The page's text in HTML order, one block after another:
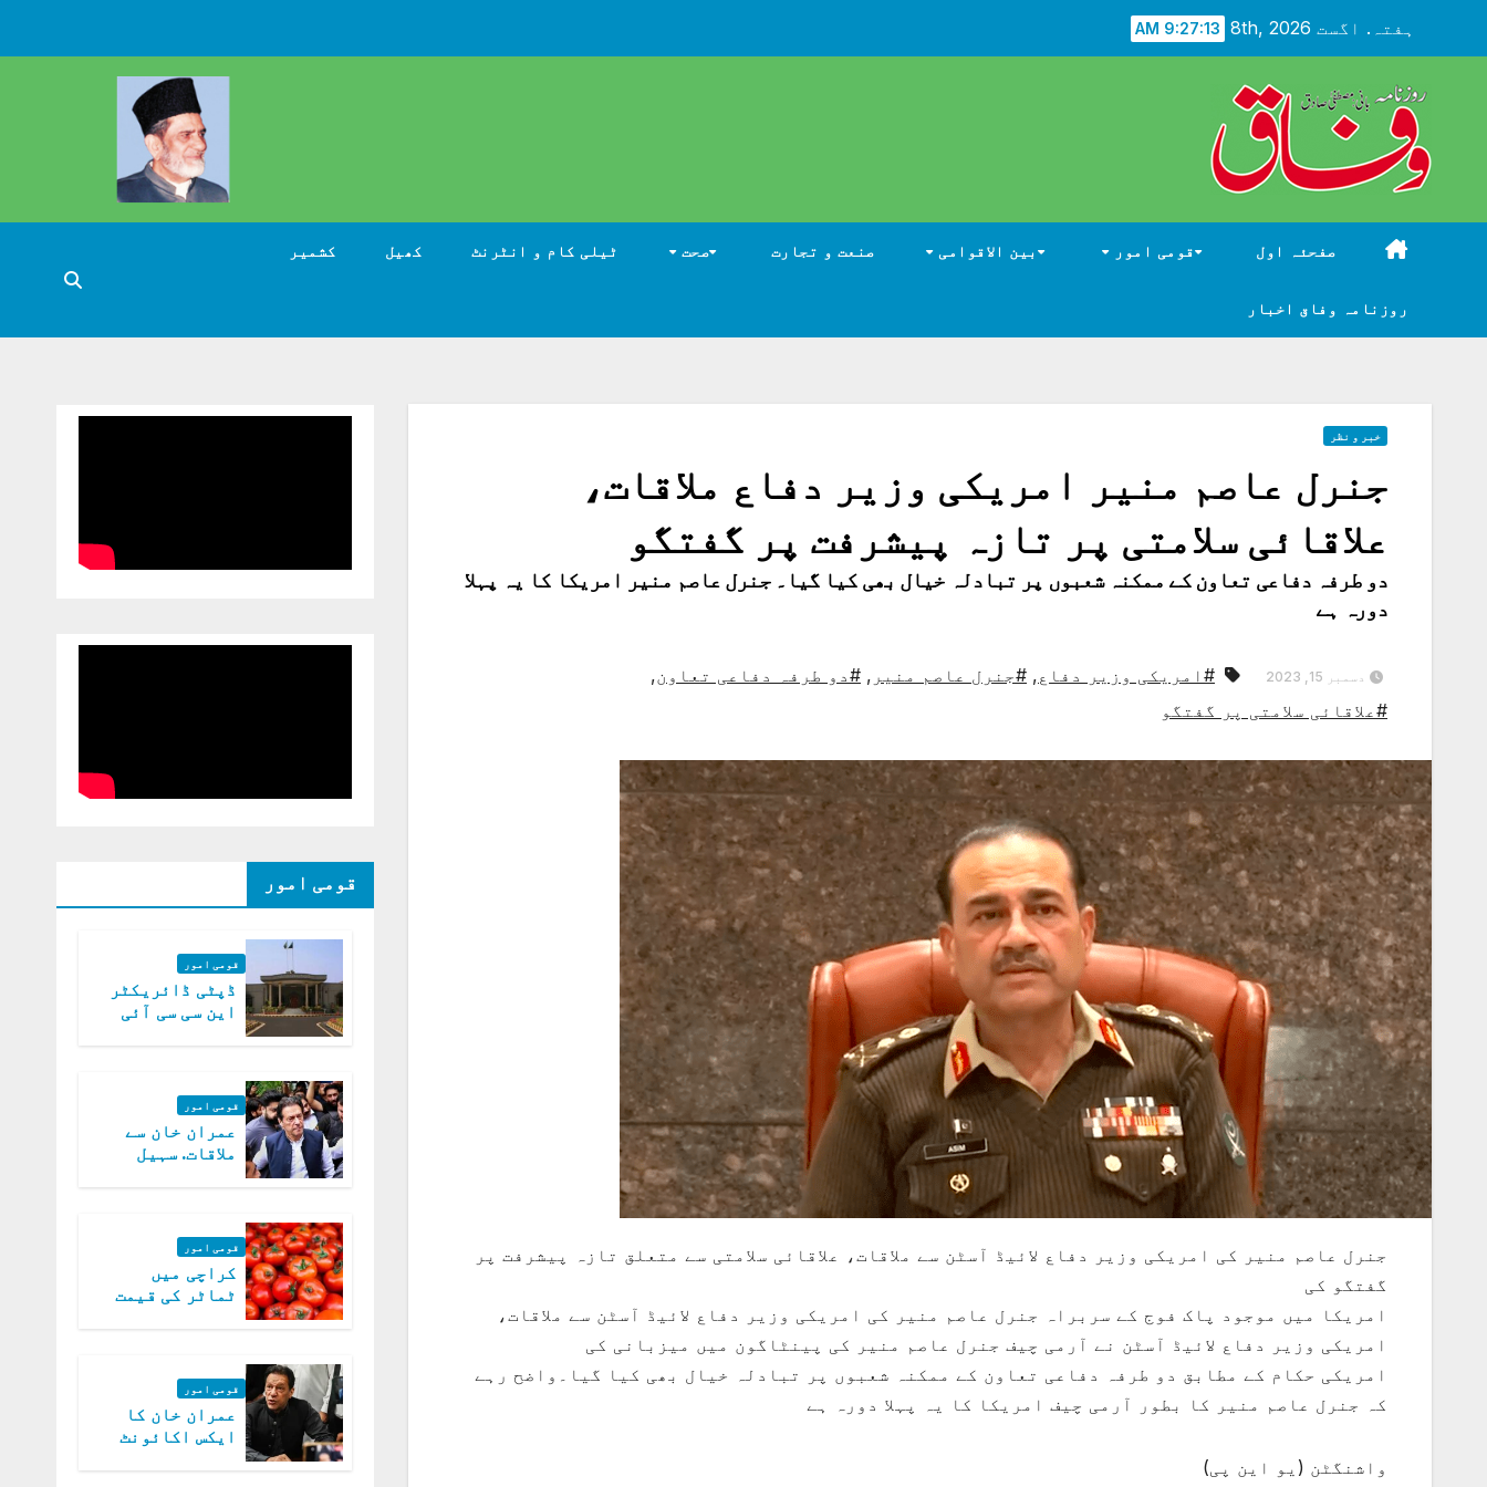
ہفتہ. اگست 8th, 2026 9:27:13 AM
صفحئہ اول قومی امور بین الاقوامی صنعت و تجارت صحت ٹیلی کام و انٹرنٹ کھیل کشمیر
روزنامہ وفاق اخبار
خبر و نظر
جنرل عاصم منیر امریکی وزیر دفاع ملاقات،
علاقائی سلامتی پر تازہ پیشرفت پر گفتگو
دو طرفہ دفاعی تعاون کے ممکنہ شعبوں پر تبادلہ خیال بھی کیا گیا۔ جنرل عاصم منیر امریکا کا یہ پہلا
دورہ ہے
دسمبر 15, 2023 #امریکی وزیر دفاع, #جنرل عاصم منیر , #دو طرفہ دفاعی تعاون,
#علاقائی سلامتی پر گفتگو
جنرل عاصم منیر کی امریکی وزیر دفاع لائیڈ آسٹن سے ملاقات، علاقائی سلامتی سے متعلق تازہ پیشرفت پر
گفتگو کی
امریکا میں موجود پاک فوج کے سربراہ جنرل عاصم منیر کی امریکی وزیر دفاع لائیڈ آسٹن سے ملاقات،
امریکی وزیر دفاع لائیڈ آسٹن نے آرمی چیف جنرل عاصم منیر کی پینٹاگون میں میزبانی کی
امریکی حکام کے مطابق دو طرفہ دفاعی تعاون کے ممکنہ شعبوں پر تبادلہ خیال بھی کیا گیا۔واضح رہے
کہ جنرل عاصم منیر کا بطور آرمی چیف امریکا کا یہ پہلا دورہ ہے
واشنگٹن (یو این پی)
قومی امور
قومی امور
ڈپٹی ڈائریکٹر
این سی سی آئی
قومی امور
عمران خان سے
ملاقات. سہیل
قومی امور
کراچی میں
ٹماٹر کی قیمت
قومی امور
عمران خان کا
ایکس اکائونٹ